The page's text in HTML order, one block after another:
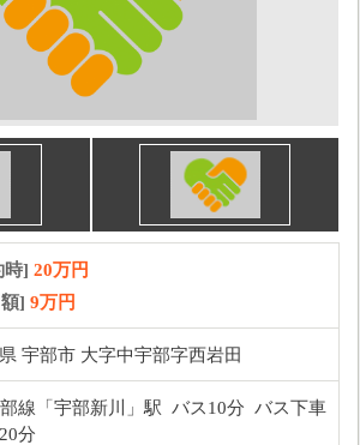
時] 20万円
] 9万円
宇部市 大字中宇部字西岩田
線「宇部新川」駅 バス10分 バス下車
分